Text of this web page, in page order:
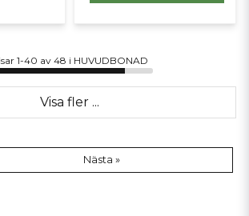
1-40 av 48 i HUVUDBONAD
Visa fler ...
Nästa »